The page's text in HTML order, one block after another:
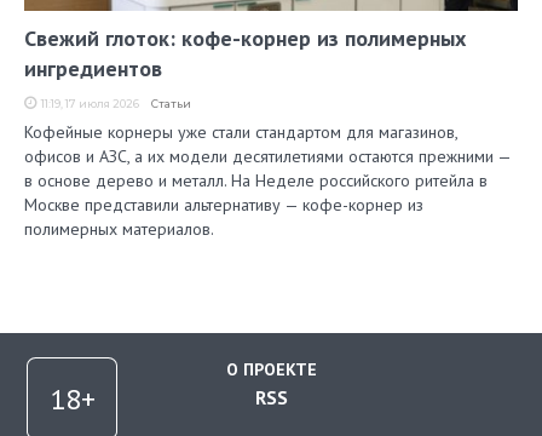
Свежий глоток: кофе-корнер из полимерных
ингредиентов
11:19, 17 июля 2026 Статьи
Кофейные корнеры уже стали стандартом для магазинов,
офисов и АЗС, а их модели десятилетиями остаются прежними —
в основе дерево и металл. На Неделе российского ритейла в
Москве представили альтернативу — кофе-корнер из
полимерных материалов.
О ПРОЕКТЕ
RSS